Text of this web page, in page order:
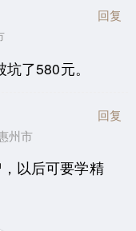
回复
了580元。
州市
回复
以后可要学精